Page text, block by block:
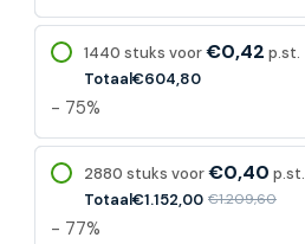
1440 stuks voor€0,42 p.st.
Totaal€604,80
- 75%
2880 stuks voor€0,40 p.st.
Totaal€1.152,00 €1.209,60
- 77%